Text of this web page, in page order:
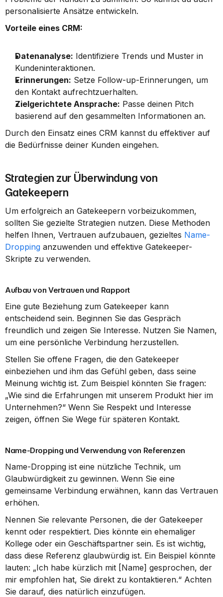
personalisierte Ansätze entwickeln.
Vorteile eines CRM:
Datenanalyse: Identifiziere Trends und Muster in
Kundeninteraktionen.
Erinnerungen: Setze Follow-up-Erinnerungen, um
den Kontakt aufrechtzuerhalten.
Zielgerichtete Ansprache: Passe deinen Pitch
basierend auf den gesammelten Informationen an.
Durch den Einsatz eines CRM kannst du effektiver auf
die Bedürfnisse deiner Kunden eingehen.
Strategien zur Überwindung von
Gatekeepern
Um erfolgreich an Gatekeepern vorbeizukommen,
sollten Sie gezielte Strategien nutzen. Diese Methoden
helfen Ihnen, Vertrauen aufzubauen, gezieltes Name-
Dropping anzuwenden und effektive Gatekeeper-
Skripte zu verwenden.
Aufbau von Vertrauen und Rapport
Eine gute Beziehung zum Gatekeeper kann
entscheidend sein. Beginnen Sie das Gespräch
freundlich und zeigen Sie Interesse. Nutzen Sie Namen,
um eine persönliche Verbindung herzustellen.
Stellen Sie offene Fragen, die den Gatekeeper
einbeziehen und ihm das Gefühl geben, dass seine
Meinung wichtig ist. Zum Beispiel könnten Sie fragen:
„Wie sind die Erfahrungen mit unserem Produkt hier im
Unternehmen?“ Wenn Sie Respekt und Interesse
zeigen, öffnen Sie Wege für späteren Kontakt.
Name-Dropping und Verwendung von Referenzen
Name-Dropping ist eine nützliche Technik, um
Glaubwürdigkeit zu gewinnen. Wenn Sie eine
gemeinsame Verbindung erwähnen, kann das Vertrauen
erhöhen.
Nennen Sie relevante Personen, die der Gatekeeper
kennt oder respektiert. Dies könnte ein ehemaliger
Kollege oder ein Geschäftspartner sein. Es ist wichtig,
dass diese Referenz glaubwürdig ist. Ein Beispiel könnte
lauten: „Ich habe kürzlich mit [Name] gesprochen, der
mir empfohlen hat, Sie direkt zu kontaktieren.“ Achten
Sie darauf, dies natürlich einzufügen.